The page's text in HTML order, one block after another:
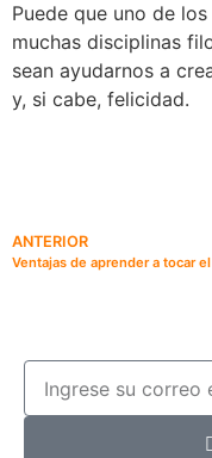
Puede que uno de
muchas disciplinas
sean ayudarnos a
y, si cabe, felicidad.
ANTERIOR
Ventajas de aprender a tocar